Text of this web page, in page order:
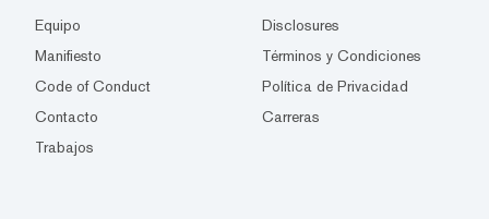
Equipo
Disclosures
Manifiesto
Términos y Condiciones
Code of Conduct
Política de Privacidad
Contacto
Carreras
Trabajos